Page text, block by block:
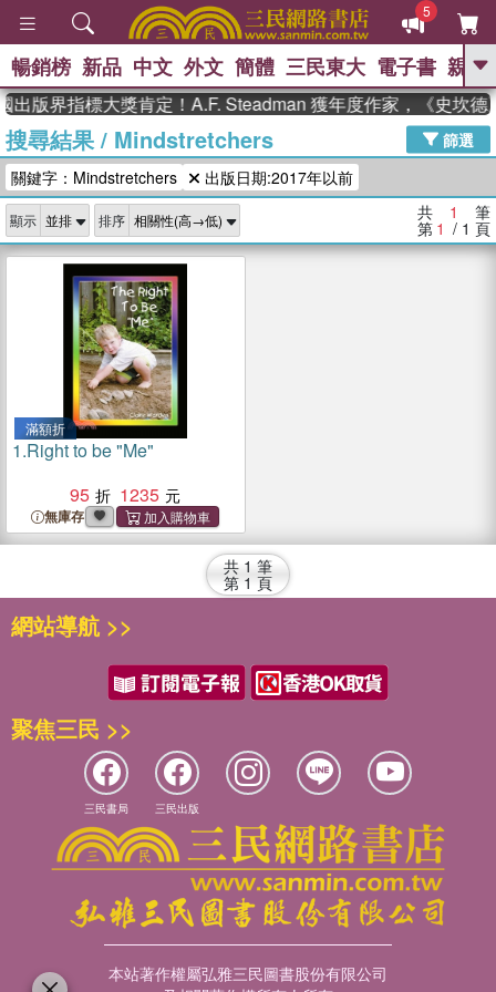
5
GO
熱搜： 東野圭吾 高希均教授回憶錄
、 The Odyssey 、 父親節 、 如果歷
史是一群喵 、 暑期推薦
獎 臺灣漫遊錄 、 方念華 、 台灣的李
登輝時代
數學女孩：黎曼猜想 、
偉大的迷走神經
暢銷榜 新品 中文 外文 簡體 三民東大 電子書 親子
出版界指標大獎肯定！A.F. Steadman 獲年度作家，《史坎德
搜尋結果/ Mindstretchers
篩選
關鍵字：Mindstretchers
出版日期:2017年以前
顯示 排序 共 1 筆
第 1 / 1 頁
滿額折
1.Right to be "Me"
95
1235
無庫存
共 1 筆
第 1 頁
網站導航 >>
聚焦三民 >>
三民書局 三民出版
本站著作權屬弘雅三民圖書股份有限公司